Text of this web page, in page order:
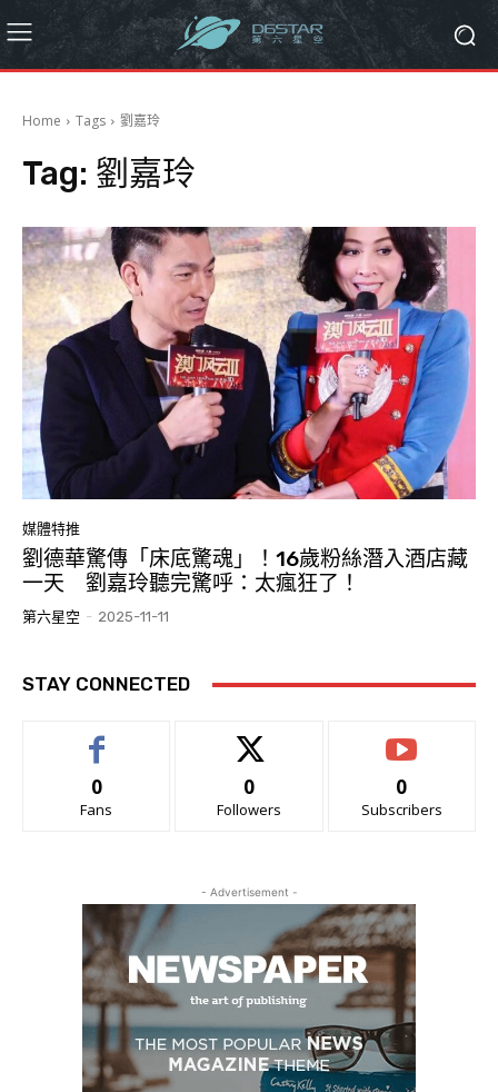
Home Tags 劉嘉玲
Tag: 劉嘉玲
媒體特推
劉德華驚傳「床底驚魂」！16歲粉絲潛入酒店藏
一天 劉嘉玲聽完驚呼：太瘋狂了！
第六星空 - 2025-11-11
STAY CONNECTED
0
Fans
0
Followers
0
Subscribers
- Advertisement -